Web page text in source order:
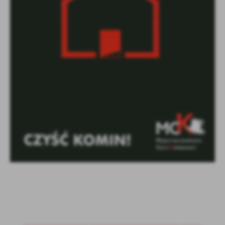
Firmy te działają w charakterze pośredników prezentujących nasze